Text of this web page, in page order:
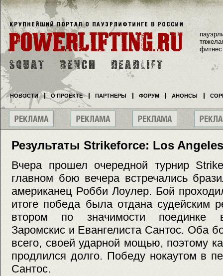
Результаты Strikeforce: Los Angeles
Вчера прошел очередной турнир
главном бою вечера встречались
американец Робби Лоулер. Бой
итоге победа была отдана судейским
втором по значимости поединке
Заромскис и Евангелиста Сантос. Оба
всего, своей ударной мощью, поэтому
продлился долго. Победу нокаутом в
Сантос.
фитнес
НОВОСТИ О ПРОЕКТЕ ПАРТНЕРЫ ФОРУМ АНОНСЫ